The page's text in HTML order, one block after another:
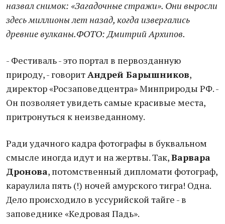
назвал снимок: «Загадочные стражи». Они выросли
здесь миллионы лет назад, когда извергались
древние вулканы.ФОТО: Дмитрий Архипов.
- Фестиваль - это портал в первозданную
природу, - говоритАндрей Барышников,
директор «Росзаповедцентра» Минприроды РФ. -
Он позволяет увидеть самые красивые места,
притронуться к неизведанному.
Ради удачного кадра фотографы в буквальном
смысле иногда идут и на жертвы. Так,Варвара
Дронова, потомственный дипломати фотограф,
караулила пять (!) ночей амурского тигра! Одна.
Дело происходило в уссурийской тайге - в
заповеднике «Кедровая Падь».